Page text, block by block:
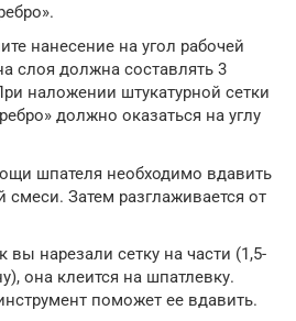
нанесение на угол рабочей
слоя должна составлять 3
наложении штукатурной сетки
должно оказаться на углу
шпателя необходимо вдавить
смеси. Затем разглаживается от
вы нарезали сетку на части (1,5-
она клеится на шпатлевку.
поможет ее вдавить.